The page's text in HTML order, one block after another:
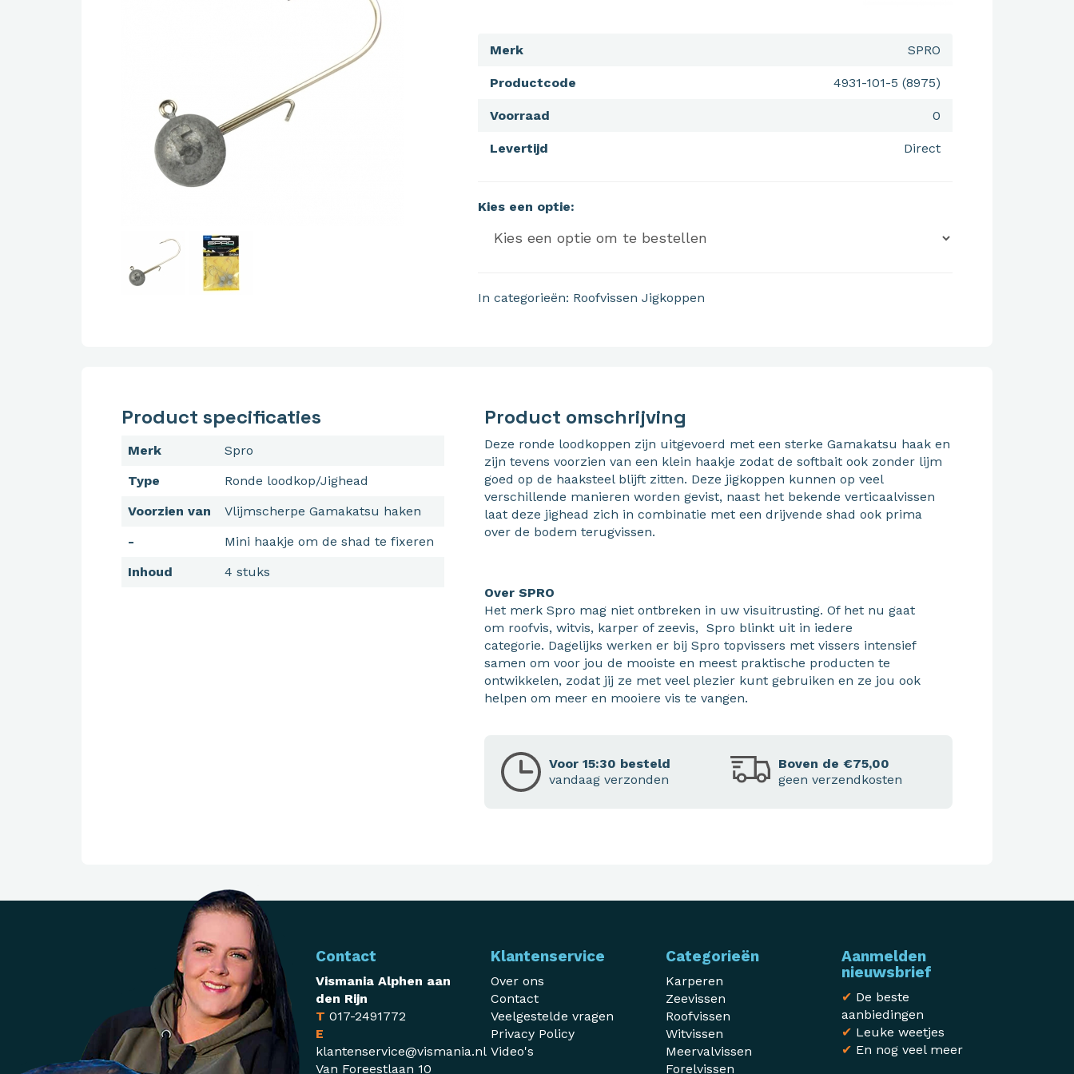
SPRO
Merk
4931-101-5 (8975)
Productcode
0
Voorraad
Direct
Levertijd
Kies een optie:
In categorieën: Roofvissen Jigkoppen
Product specificaties
Merk
Spro
Type
Ronde loodkop/Jighead
Voorzien van
Vlijmscherpe Gamakatsu haken
-
Mini haakje om de shad te fixeren
Inhoud
4 stuks
Product omschrijving
Deze ronde loodkoppen zijn uitgevoerd met een sterke Gamakatsu haak en
zijn tevens voorzien van een klein haakje zodat de softbait ook zonder lijm
goed op de haaksteel blijft zitten. Deze jigkoppen kunnen op veel
verschillende manieren worden gevist, naast het bekende verticaalvissen
laat deze jighead zich in combinatie met een drijvende shad ook prima
over de bodem terugvissen.
Over SPRO
Het merk Spro mag niet ontbreken in uw visuitrusting. Of het nu gaat
om roofvis, witvis, karper of zeevis, Spro blinkt uit in iedere
categorie. Dagelijks werken er bij Spro topvissers met vissers intensief
samen om voor jou de mooiste en meest praktische producten te
ontwikkelen, zodat jij ze met veel plezier kunt gebruiken en ze jou ook
helpen om meer en mooiere vis te vangen.
Voor 15:30 besteld
vandaag verzonden
Boven de €75,00
geen verzendkosten
Contact
Vismania Alphen aan
den Rijn
T 017-2491772
E
klantenservice@vismania.nl
Van Foreestlaan 10
Klantenservice
Over ons
Contact
Veelgestelde vragen
Privacy Policy
Video's
Categorieën
Karperen
Zeevissen
Roofvissen
Witvissen
Meervalvissen
Forelvissen
Aanmelden
nieuwsbrief
✔ De beste
aanbiedingen
✔ Leuke weetjes
✔ En nog veel meer